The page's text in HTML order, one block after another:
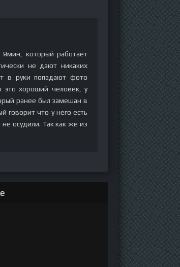
который работает
не дают никаких
в руки попадают фото
это хороший человек, у
ранее был замешан в
говорит что у него есть
осудили. Так как же из